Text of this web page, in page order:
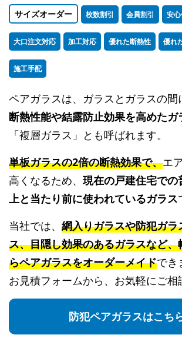
サイズオーダー 枚数割引 会員割引 安
大口注文対応 加工対応 優れた断熱性 優れ
施工手配
ペアガラスは、ガラスとガラスの間
断熱性能や結露防止効果を高めたガ
「複層ガラス」とも呼ばれます。
単板ガラスの2倍の断熱効果で、エ
高くなるため、 現在の戸建住宅での
上と当たり前に使われているガラス
当社では、 網入りガラスや防犯ガラ
ス、目隠し効果のあるガラスなど、
らペアガラスをオーダーメイドでき
お見積フォームから、お気軽にご相
防犯ペアガラスはこち